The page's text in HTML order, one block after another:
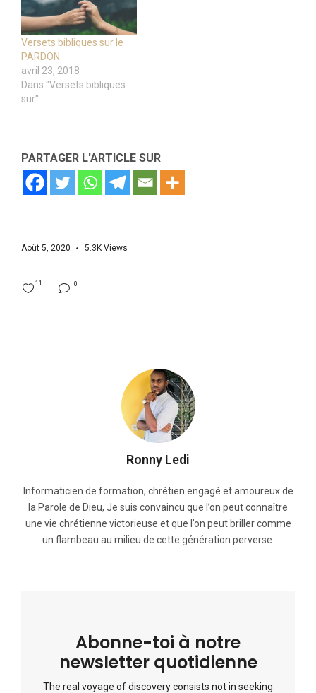
Versets bibliques sur le
PARDON.
avril 23, 2018
Dans "Versets bibliques
sur"
PARTAGER L'ARTICLE SUR
Août 5, 2020 5.3K Views
0
11
Ronny Ledi
Informaticien de formation, chrétien engagé et amoureux de
la Parole de Dieu, Je suis convaincu que l’on peut connaître
une vie chrétienne victorieuse et que l’on peut briller comme
un flambeau au milieu de cette génération perverse.
Abonne-toi à notre
newsletter quotidienne
The real voyage of discovery consists not in seeking